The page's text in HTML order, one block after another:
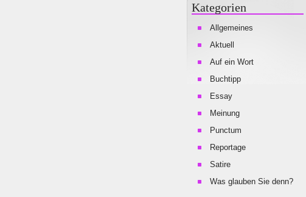
Kategorien
Allgemeines
Aktuell
Auf ein Wort
Buchtipp
Essay
Meinung
Punctum
Reportage
Satire
Was glauben Sie denn?